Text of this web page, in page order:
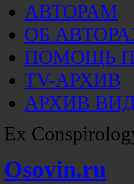
АВТОРАМ
ОБ
ПОМОЩЬ
TV-АРХИВ
АРХИВ
Ex
Osovin.ru